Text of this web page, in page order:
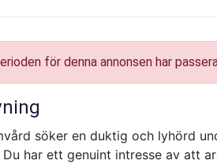
för denna annonsen har
söker en duktig och lyhörd
har ett genuint intresse av att